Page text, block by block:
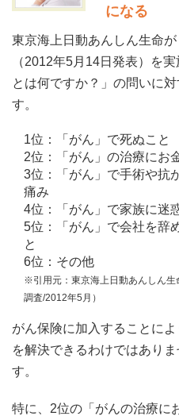
になる
東京海上日動あんしん生命が
（2012年5月14日発表）を
とは何ですか？」の問いに
す。
1位：「がん」で死ぬこと
2位：「がん」の治療にお
3位：「がん」で手術や抗
痛み
4位：「がん」で家族に迷
5位：「がん」で会社を辞
と
6位：その他
※引用元：東京海上日動あんしん
調査/2012年5月）
がん保険に加入することに
を解決できるわけではあり
す。
特に、2位の「がんの治療に